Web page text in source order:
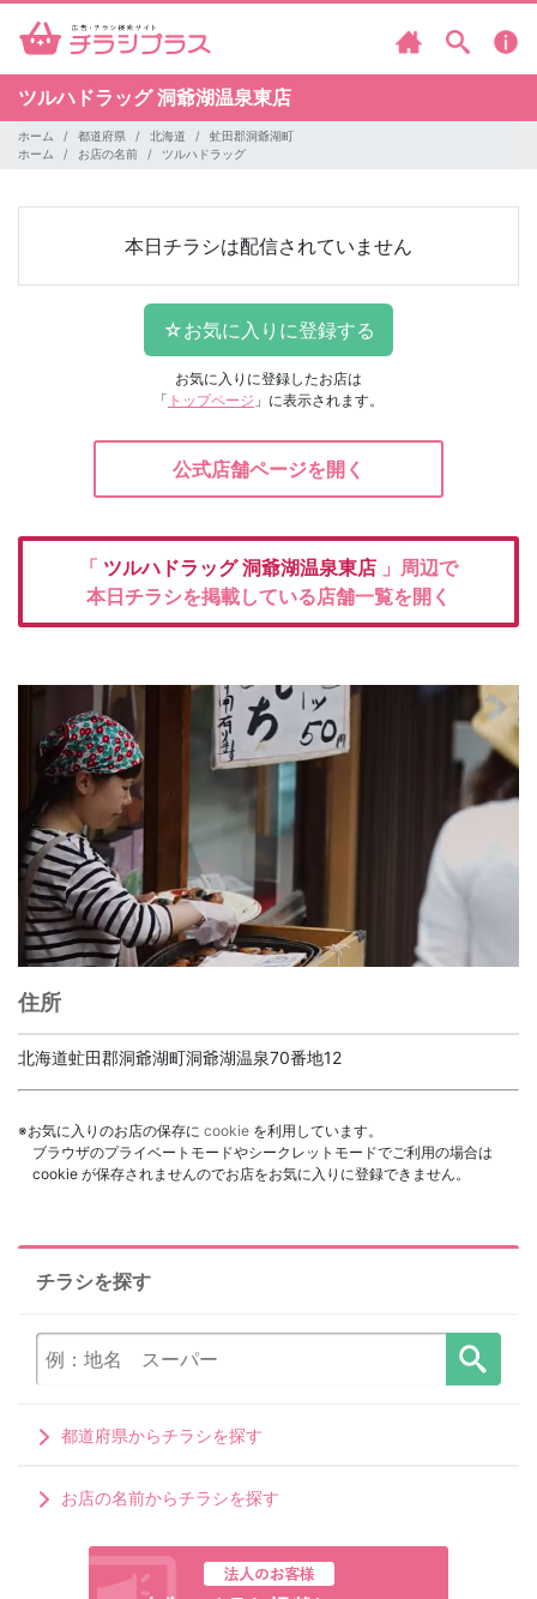
ツルハドラッグ洞爺湖温泉東店
ホーム 都道府県 北海道
虻田郡洞爺湖町
ホーム
お店の名前 ツルハドラッグ
本日チラシは配信されていません
お気に入りに登録したお店は
「 トップページ 」に表示されます。
公式店舗ページを開く
「 ツルハドラッグ洞爺湖温泉東店 」周辺で
本日チラシを掲載している店舗一覧を開く
住所
北海道虻田郡洞爺湖町洞爺湖温泉70番地12
※お気に入りのお店の保存に cookie を利用しています。
ブラウザのプライベートモードやシークレットモードでご利用の場合は
cookie が保存されませんのでお店をお気に入りに登録できません。
チラシを探す
都道府県からチラシを探す
お店の名前からチラシを探す